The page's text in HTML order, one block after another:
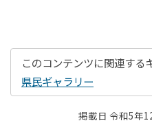
このコンテンツに関連する
県民ギャラリー
掲載日 令和5年